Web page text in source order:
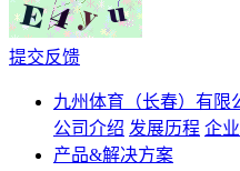
提交反馈
九州体育（长春）有限
公司介绍 发展历程 企
产品&解决方案